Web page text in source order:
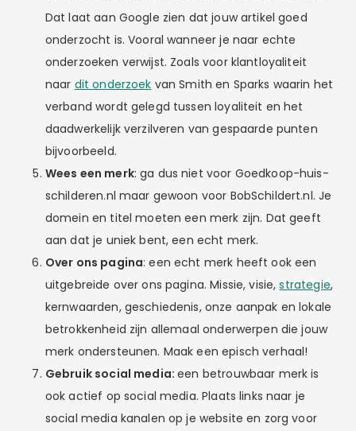
Dat laat aan Google zien dat jouw artikel goed
onderzocht is. Vooral wanneer je naar echte
onderzoeken verwijst. Zoals voor klantloyaliteit
naar dit onderzoek van Smith en Sparks waarin het
verband wordt gelegd tussen loyaliteit en het
daadwerkelijk verzilveren van gespaarde punten
bijvoorbeeld.
Wees een merk: ga dus niet voor Goedkoop-huis-
schilderen.nl maar gewoon voor BobSchildert.nl. Je
domein en titel moeten een merk zijn. Dat geeft
aan dat je uniek bent, een echt merk.
Over ons pagina: een echt merk heeft ook een
uitgebreide over ons pagina. Missie, visie,strategie,
kernwaarden, geschiedenis, onze aanpak en lokale
betrokkenheid zijn allemaal onderwerpen die jouw
merk ondersteunen. Maak een episch verhaal!
Gebruik social media:een betrouwbaar merk is
ook actief op social media. Plaats links naar je
social media kanalen op je website en zorg voor